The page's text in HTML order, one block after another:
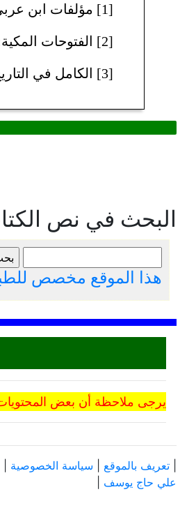
[1] مؤلفات ابن عربي: ص228.
[2] الفتوحات المكية: ج3ص459.
[3] الكامل في التاريخ: ج7ص298.
البحث في نص
هذا الموقع مخصص
يرجى ملاحظة أن بعض
تعريف بالموقع سياسة الخصوصية
علي حاج يوسف